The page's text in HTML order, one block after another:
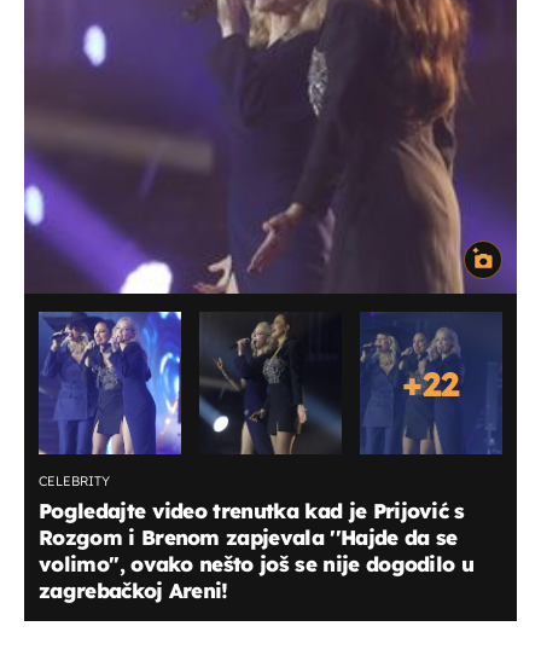
+22
CELEBRITY
Pogledajte video trenutka kad je Prijović s
Rozgom i Brenom zapjevala ''Hajde da se
volimo'', ovako nešto još se nije dogodilo u
zagrebačkoj Areni!